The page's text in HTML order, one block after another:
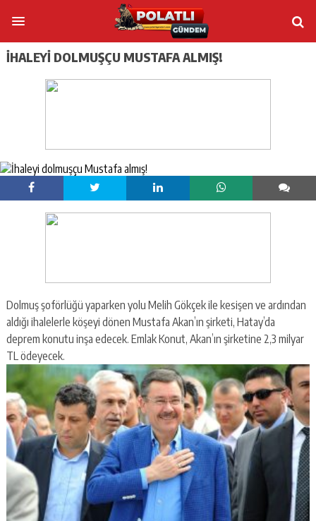
İHALEYI DOLMUŞÇU MUSTAFA ALMIŞ!
Dolmuş şoförlüğü yaparken yolu Melih Gökçek ile kesişen ve ardından
aldığı ihalelerle köşeyi dönen Mustafa Akan’ın şirketi, Hatay’da
deprem konutu inşa edecek. Emlak Konut, Akan’ın şirketine 2,3 milyar
TL ödeyecek.